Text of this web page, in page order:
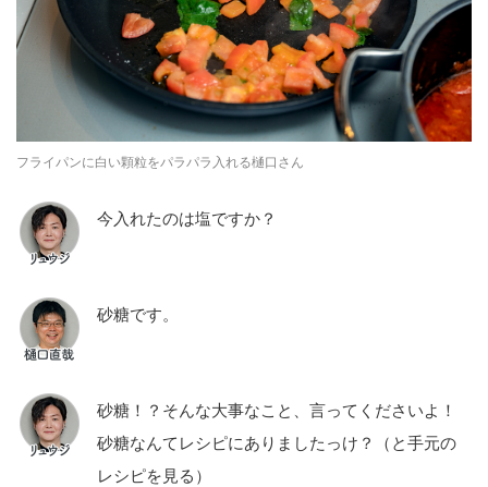
フライパンに白い顆粒をパラパラ入れる樋口さん
今入れたのは塩ですか？
砂糖です。
砂糖！？そんな大事なこと、言ってくださいよ！
砂糖なんてレシピにありましたっけ？（と手元の
レシピを見る）